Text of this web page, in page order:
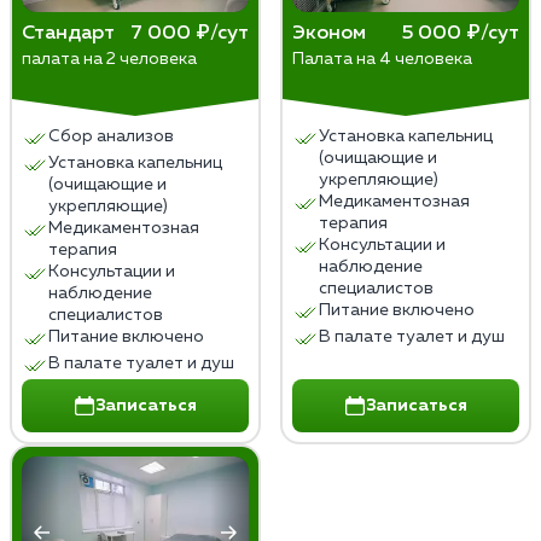
Стандарт 7 000 ₽/сут
палата на 2 человека
Сбор анализов
Установка капельниц
(очищающие и
укрепляющие)
Медикаментозная
терапия
Консультации и
наблюдение
специалистов
Питание включено
В палате туалет и душ
Записаться
Эконом 5 000 ₽/сут
Палата на 4 человека
Установка капельниц
(очищающие и
укрепляющие)
Медикаментозная
терапия
Консультации и
наблюдение
специалистов
Питание включено
В палате туалет и душ
Записаться